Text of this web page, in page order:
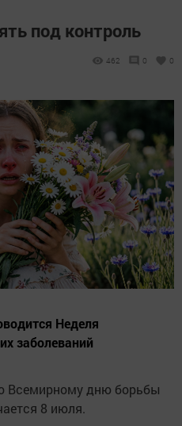
под контроль
462 0 0
Неделя
заболеваний
Всемирному дню борьбы
8 июля.